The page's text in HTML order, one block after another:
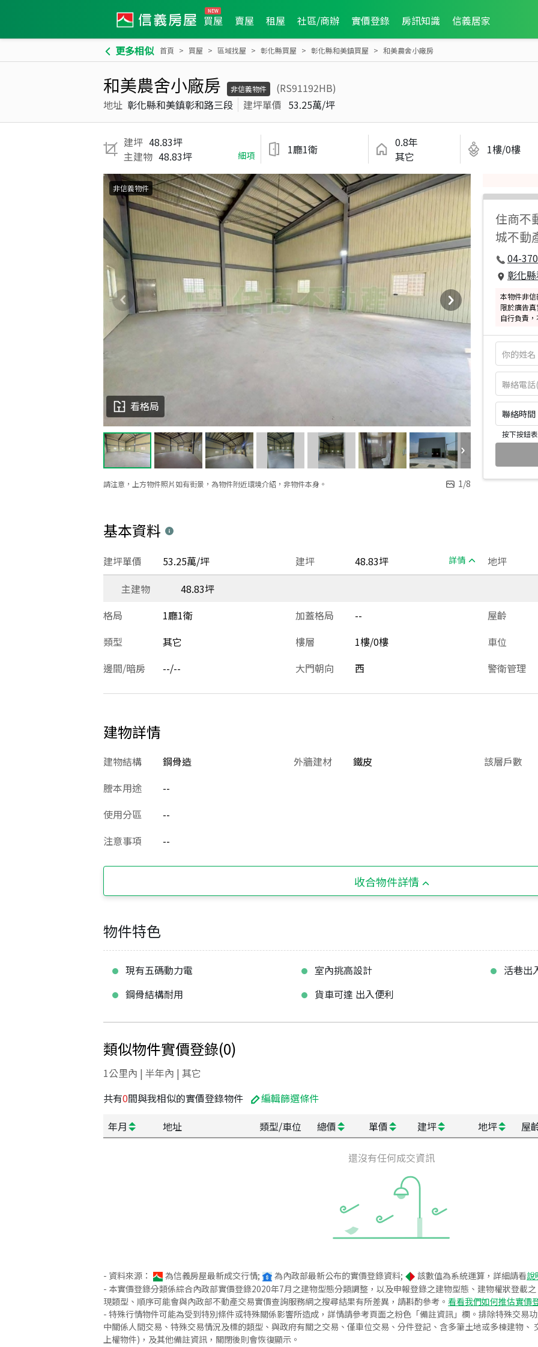
買屋 賣屋 租屋 社區/商辦 實價登錄 房訊知識 信義居家
更多相似 首頁 買屋 區域找屋 彰化縣買屋 彰化縣和美鎮買屋 和美農舍小廠房
和美農舍小廠房 非信義物件
(RS91192HB)
地址 彰化縣和美鎮彰和路三段 建坪單價 53.25萬/坪
建坪 48.83坪
主建物 48.83坪 細項 1廳1衛
0.8年
其它
1樓/0樓
請注意，上方物件照片如有街景，為物件附近環境介紹，非物件本身。 1/8
看格局
非信義物件
住商不
城不動
04-
彰化
本物件非
限於廣告
自行負責
聯絡時
按下按鈕
基本資料
建坪 48.83坪 詳情
建坪單價 53.25萬/坪 地坪
主建物
48.83坪
格局
1廳1衛 加蓋格局 -- 屋齡
類型
其它 樓層 1樓/0樓 車位
邊間/暗房
--/-- 大門朝向 西 警衛管理
建物詳情
建物結構 鋼骨造 外牆建材 鐵皮 該層戶數
謄本用途
--
使用分區
--
注意事項
--
收合物件詳情
物件特色
現有五碼動力電 室內挑高設計
活巷出
鋼骨結構耐用
貨車可達 出入便利
類似物件實價登錄(0)
1公里內 | 半年內 | 其它
共有0間與我相似的實價登錄物件 編輯篩選條件
年月
地址 類型/車位 總價 單價 建坪 地坪 屋
還沒有任何成交資訊
- 資料來源： 為信義房屋最新成交行情; 為內政部最新公布的實價登錄資料; 該數值為系統運算，詳細請看說
- 本實價登錄分類係綜合內政部實價登錄2020年7月之建物型態分類調整，以及申報登錄之建物型態、建物權狀登載
現類型、順序可能會與內政部不動產交易實價查詢服務網之搜尋結果有所差異，請斟酌參考。 看看我們如何推估實價
- 特殊行情物件可能為受到特別條件或特殊關係影響所造成，詳情請參考頁面之粉色「備註資訊」欄。排除特殊交易
中關係人間交易、特殊交易情況及標的類型、與政府有關之交易、僅車位交易、分件登記、含多筆土地或多棟建物、
上權物件)，及其他備註資訊，關閉後則會恢復顯示。